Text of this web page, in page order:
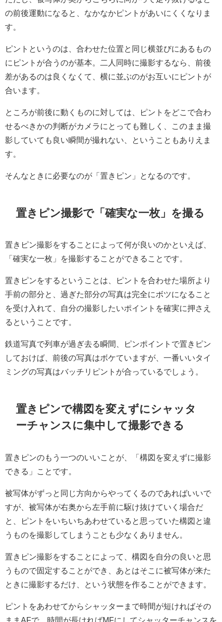
の前後運動になると、なかなかピントがあいにくくなりま
す。
ピントというのは、合わせた位置と同じ横並びにあるもの
にピントが合うのが基本。二人同時に撮影するなら、前後
差があるのは良くなくて、横に並ぶのがお互いにピントが
合います。
ところが前後に動くものに対しては、ピントをどこで合わ
せるべきかの判断がカメラにとっても難しく、このまま撮
影していても良い瞬間が撮れない、ということもありえま
す。
そんなときに必要なのが「置きピン」となるのです。
置きピン撮影で「確実な一枚」を撮る
置きピン撮影をすることによって何が良いのかといえば、
「確実な一枚」を撮影することができることです。
置きピンをするということは、ピントを合わせた場所より
手前の部分と、過ぎた部分の写真は完全にボツになること
を受け入れて、自分の撮影したいポイントを確実に押さえ
るということです。
鉄道写真で列車が過ぎ去る瞬間、ピンポイントで置きピン
しておけば、前後の写真はボケていますが、一番いいタイ
ミングの写真はバッチリピントが合っているでしょう。
置きピンで構図を変えずにシャッタ
ーチャンスに集中して撮影できる
置きピンのもう一つのいいことが、「構図を変えずに撮影
できる」ことです。
被写体がずっと同じ方向からやってくるのであればいいで
すが、被写体が右奥から左手前に駆け抜けていく場合だ
と、ピントをいちいちあわせていると思っていた構図と違
うものを撮影してしまうことも少なくありません。
置きピン撮影をすることによって、構図を自分の良いと思
うもので固定することができ、あとはそこに被写体が来た
ときに撮影するだけ、という状態を作ることができます。
ピントをあわせてからシャッターまで時間が短ければその
ままAFで、時間が長ければMFにしてシャッターチャンスを